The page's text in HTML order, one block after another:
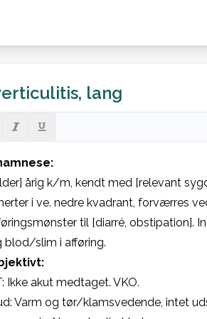
lang
årig k/m, kendt med [relevant
i ve. nedre kvadrant, forværres
til [diarré, obstipation].
blod/slim i afføring.
Ikke akut medtaget. VKO.
Varm og tør/klamsvedende, intet